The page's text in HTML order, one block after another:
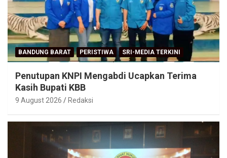
BANDUNG BARAT PERISTIWA SRI-MEDIA TERKINI
Penutupan KNPI Mengabdi Ucapkan Terima
Kasih Bupati KBB
9 August 2026 Redaksi